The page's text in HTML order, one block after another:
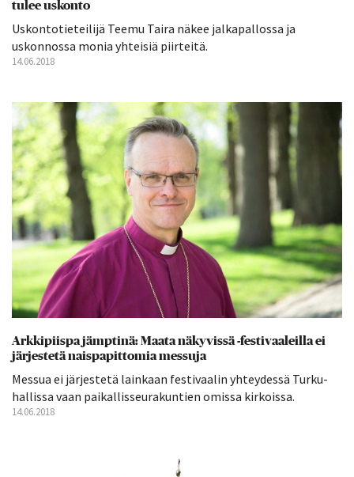
tulee uskonto
Uskontotieteilijä Teemu Taira näkee jalkapallossa ja
uskonnossa monia yhteisiä piirteitä.
14.06.2018
Arkkipiispa jämptinä: Maata näkyvissä -festivaaleilla ei
järjestetä naispapittomia messuja
Messua ei järjestetä lainkaan festivaalin yhteydessä Turku-
hallissa vaan paikallisseurakuntien omissa kirkoissa.
14.06.2018